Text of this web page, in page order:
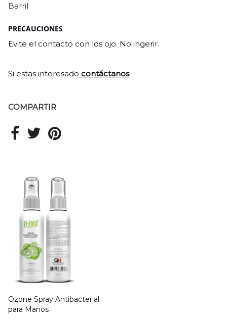
Barril
PRECAUCIONES
Evite el contacto con los ojo. No ingerir.
Si estas interesado contáctanos
COMPARTIR
Ozone Spray Antibacterial
para Manos